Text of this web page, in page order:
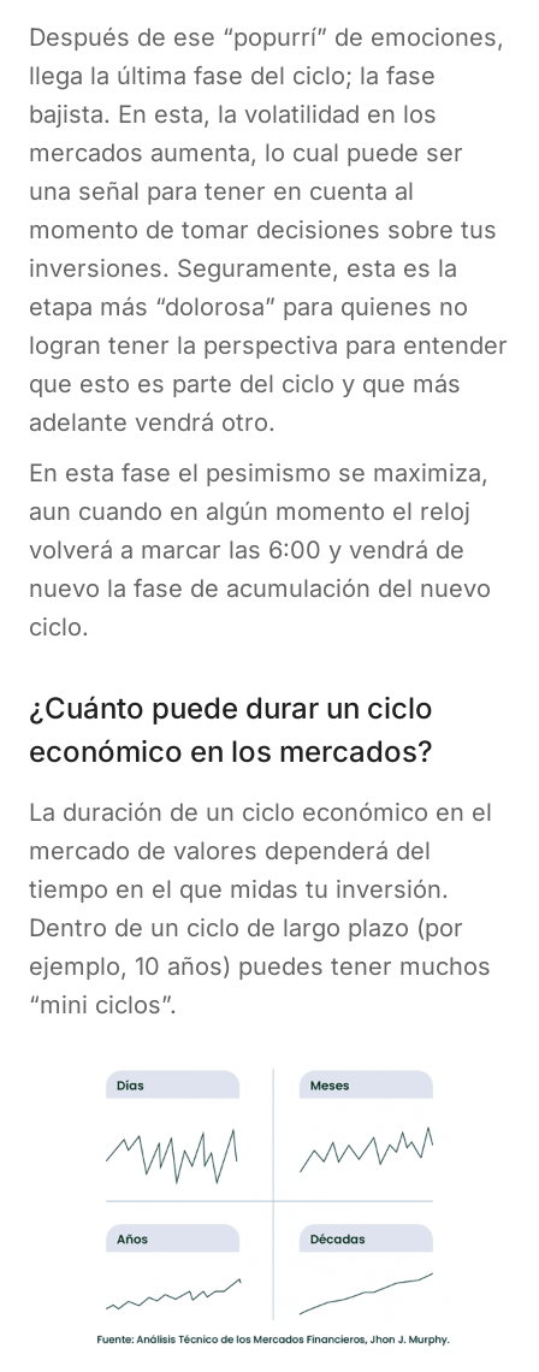
Después de ese “popurrí” de emociones,
llega la última fase del ciclo; la fase
bajista. En esta, la volatilidad en los
mercados aumenta, lo cual puede ser
una señal para tener en cuenta al
momento de tomar decisiones sobre tus
inversiones. Seguramente, esta es la
etapa más “dolorosa” para quienes no
logran tener la perspectiva para entender
que esto es parte del ciclo y que más
adelante vendrá otro.
En esta fase el pesimismo se maximiza,
aun cuando en algún momento el reloj
volverá a marcar las 6:00 y vendrá de
nuevo la fase de acumulación del nuevo
ciclo.
¿Cuánto puede durar un ciclo
económico en los mercados?
La duración de un ciclo económico en el
mercado de valores dependerá del
tiempo en el que midas tu inversión.
Dentro de un ciclo de largo plazo (por
ejemplo, 10 años) puedes tener muchos
“mini ciclos”.